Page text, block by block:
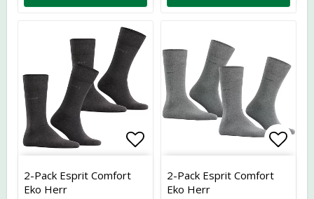
Lägg till i favoritlistan
2-Pack Esprit Comfort
Eko Herr
2-Pack Esprit Comfort
Eko Herr